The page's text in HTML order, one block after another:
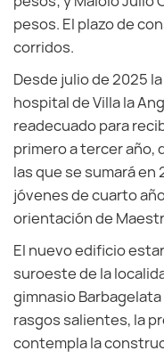
pesos. El plazo de
corridos.
Desde julio de 2025
hospital de Villa la
readecuado para
primero a tercer año,
las que se sumará en
jóvenes de cuarto
orientación de
El nuevo edificio
suroeste de la
gimnasio Barbagelata
rasgos salientes, la
contempla la